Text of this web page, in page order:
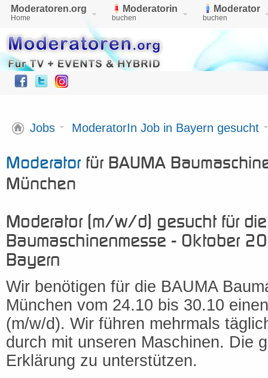
Moderatoren.org
Home
Moderatorin
buchen
Moderator
buchen
Jobs ModeratorIn Job in Bayern gesucht
Moderator für BAUMA
München
Moderator (m/w/d) gesucht für
Baumaschinenmesse - Oktober
Bayern
Wir benötigen für die BAUMA
München vom 24.10 bis 30.10
(m/w/d). Wir führen mehrmals
durch mit unseren Maschinen. Die
Erklärung zu unterstützen.